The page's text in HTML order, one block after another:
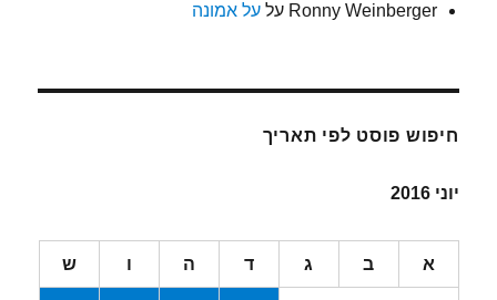
Ronny Weinberger עלעל אמונה
חיפוש פוסט לפי תאריך
יוני 2016
א ב ג ד ה ו ש